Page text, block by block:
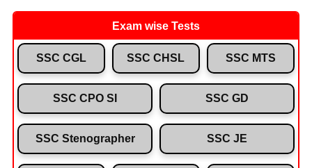
Exam wise Tests
SSC CGL SSC CHSL SSC MTS
SSC CPO SI SSC GD
SSC Stenographer SSC JE